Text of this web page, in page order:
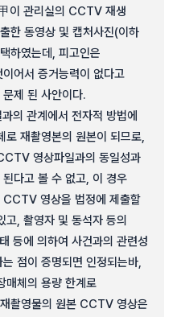
이 관리실의 CCTV 재생
한 동영상 및 캡처사진(이하
하였는데, 피고인은
어서 증거능력이 없다고
제 된 사안이다.
의 관계에서 전자적 방법에
로 재촬영본의 원본이 되므로,
영상파일과의 동일성과
다고 볼 수 없고, 이 경우
CCTV 영상을 법정에 제출할
, 촬영자 및 동석자 등의
등에 의하여 사건과의 관련성
점이 증명되면 인정되는바,
체의 용량 한계로
촬영물의 원본 CCTV 영상은